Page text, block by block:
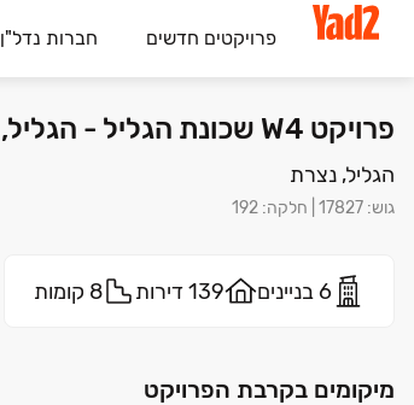
פרויקטים חדשים חברות נדל"ן
פרויקט W4 שכונת הגליל - הגליל, נצרת | ע.ע אבו ראס חברה לעבודות בניה ופיתוח
הגליל, נצרת
גוש:
17827 חלקה:
192
6 בניינים 139 דירות 8 קומות
מיקומים בקרבת הפרויקט